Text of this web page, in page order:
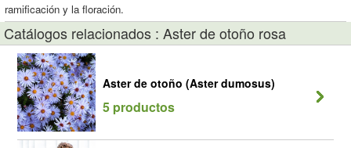
ramificación y la floración.
Catálogos relacionados : Aster de otoño rosa
Aster de otoño (Aster dumosus)
5 productos